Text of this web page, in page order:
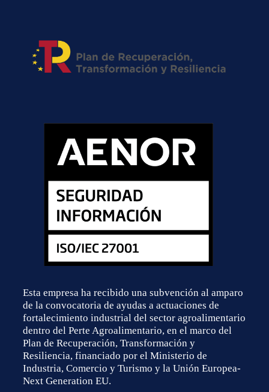
Esta empresa ha recibido una subvención al amparo
de la convocatoria de ayudas a actuaciones de
fortalecimiento industrial del sector agroalimentario
dentro del Perte Agroalimentario, en el marco del
Plan de Recuperación, Transformación y
Resiliencia, financiado por el Ministerio de
Industria, Comercio y Turismo y la Unión Europea-
Next Generation EU.